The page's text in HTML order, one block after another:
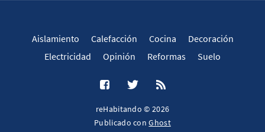
Aislamiento Calefacción Cocina
Decoración
Electricidad
Opinión Reformas Suelo
reHabitando © 2026
Publicado conGhost